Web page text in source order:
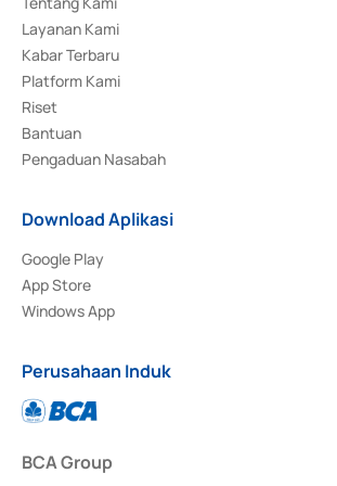
Layanan Kami
Kabar Terbaru
Platform Kami
Riset
Bantuan
Pengaduan Nasabah
Download Aplikasi
Google Play
App Store
Windows App
Perusahaan Induk
BCA Group